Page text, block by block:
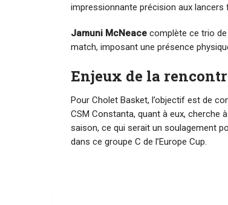
impressionnante précision aux lancers
Jamuni McNeace complète ce trio
match, imposant une présence
Enjeux de la
Pour Cholet Basket, l’objectif est de
CSM Constanta, quant à eux, cherche
saison, ce qui serait un soulagement
dans ce groupe C de l’Europe Cup.